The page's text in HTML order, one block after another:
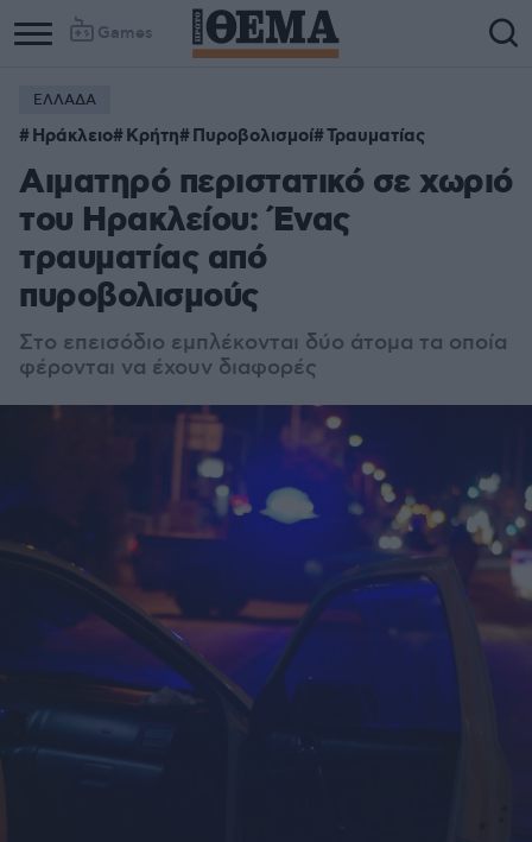
Games
ΕΛΛΑΔΑ
Ηράκλειο Κρήτη Πυροβολισμοί Τραυματίας
Αιματηρό περιστατικό σε χωριό
του Ηρακλείου: Ένας
τραυματίας από
πυροβολισμούς
Στο επεισόδιο εμπλέκονται δύο άτομα τα οποία
φέρονται να έχουν διαφορές